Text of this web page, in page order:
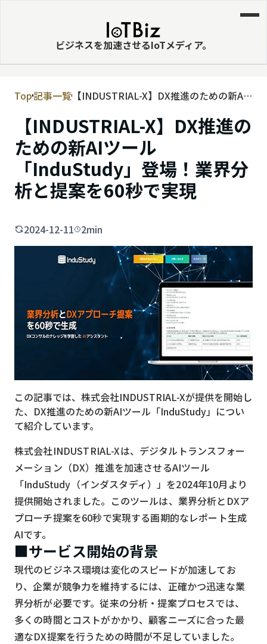
ビジネスを加速させるIoTメディア。
MVNE
エッジ
LPWA
DaaS
IaaS
ビッグデータ
スマート漁業
クラウド
M2M
VPN
スマート〇〇
スマート農業
ドローン
ロボット
スマート物流
IoT
DX
ニュース
デジタルサイネージ
Top記事一覧 【INDUSTRIAL-X】DX推進のための新AI
案を60秒で実現
【INDUSTRIAL-X】DX推進の
ための新AIツール
「InduStudy」登場！業界分
析と提案を60秒で実現
2024-12-11 2min
この記事では、株式会社INDUSTRIAL-Xが提供を開始し
た、DX推進のための新AIツール「InduStudy」につい
て紹介しています。
株式会社INDUSTRIAL-Xは、デジタルトランスフォー
メーション（DX）推進を加速させるAIツール
「InduStudy（インダスタディ）」を2024年10月より
提供開始されました。このツールは、業界分析とDXア
プローチ提案を60秒で実現する画期的なレポート生成
AIです。
■サービス開始の背景
現代のビジネス環境は変化のスピードが加速してお
り、企業が競争力を維持するには、正確かつ迅速な業
界分析が必要です。従来の分析・提案プロセスでは、
多くの時間とコストがかかり、顧客ニーズに合った最
適なDX提案を行うための時間が不足していました。